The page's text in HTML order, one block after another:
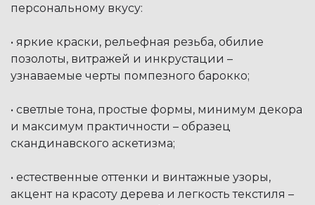
персональному вкусу:
• яркие краски, рельефная резьба, обилие
позолоты, витражей и инкрустации –
узнаваемые черты помпезного барокко;
• светлые тона, простые формы, минимум декора
и максимум практичности – образец
скандинавского аскетизма;
• естественные оттенки и винтажные узоры,
акцент на красоту дерева и легкость текстиля –